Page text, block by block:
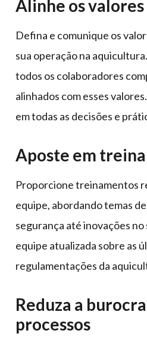
Alinhe os valores
Defina e comunique os
sua operação na
todos os colaboradores
alinhados com esses
em todas as decisões e
Aposte em
Proporcione treinamentos
equipe, abordando temas
segurança até inovações
equipe atualizada sobre as
regulamentações da
Reduza a
processos